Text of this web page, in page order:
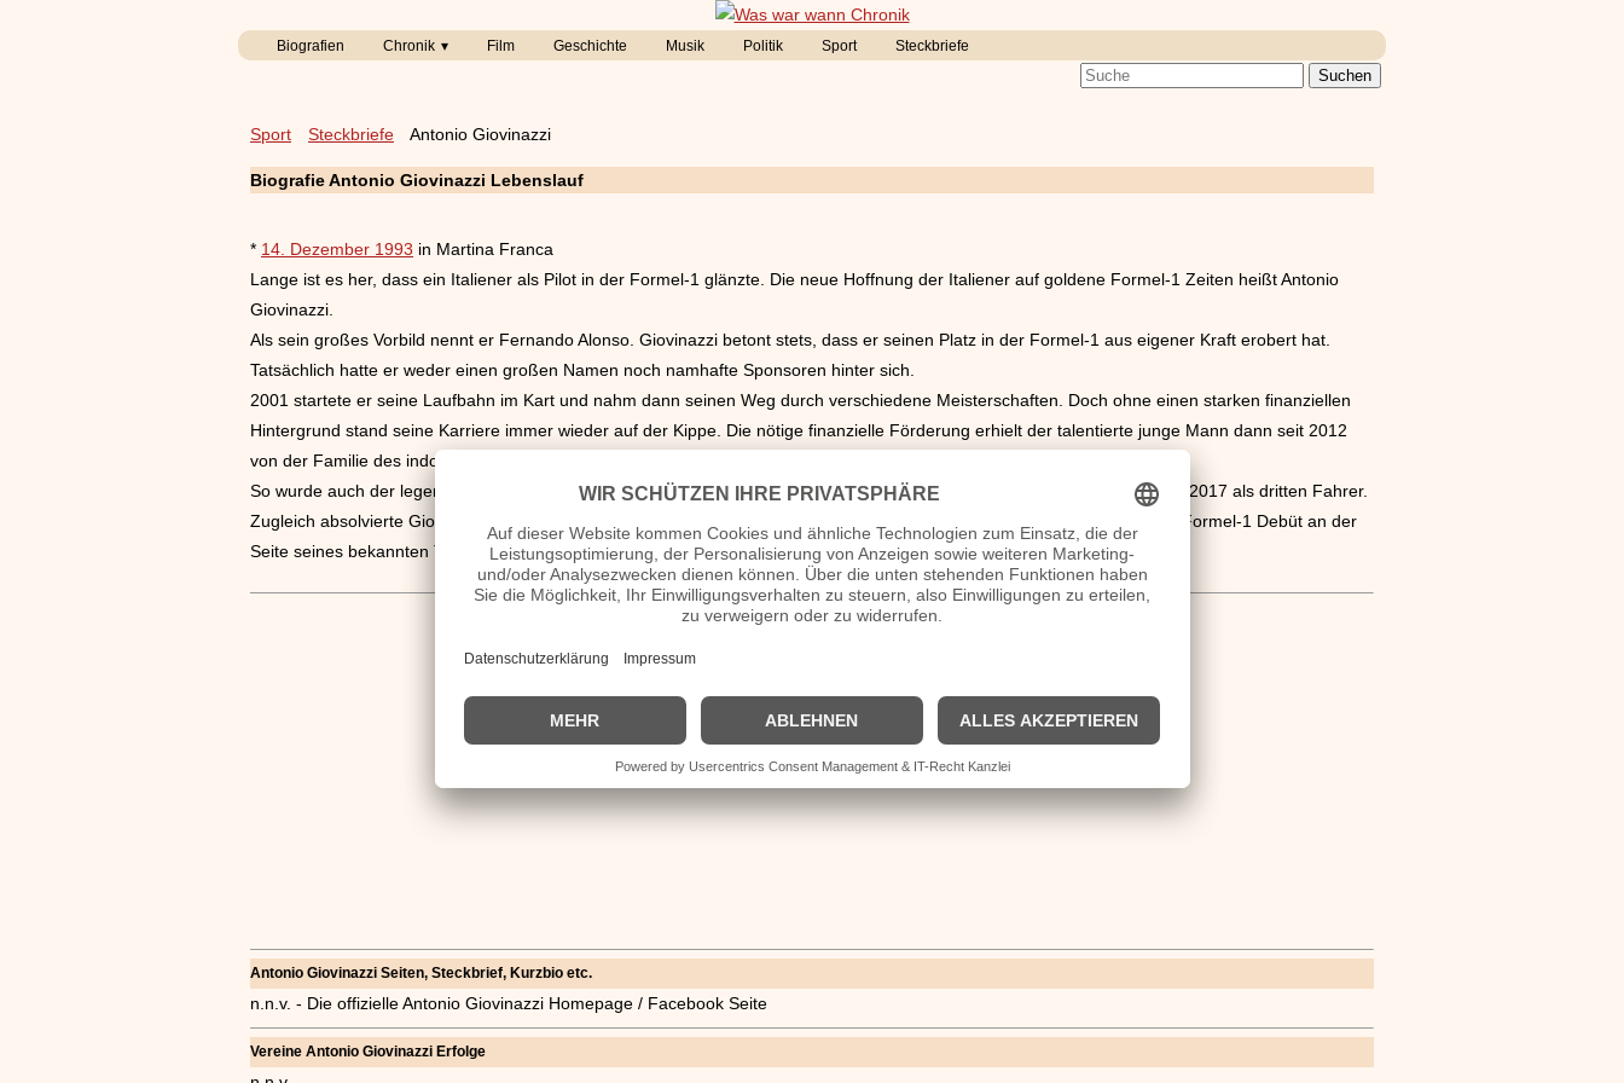
Biografien Chronik Film Geschichte Musik Politik Sport Steckbriefe
Sport Steckbriefe Antonio Giovinazzi
Biografie Antonio Giovinazzi Lebenslauf
* 14. Dezember 1993 in Martina Franca
Lange ist es her, dass ein Italiener als Pilot in der Formel-1 glänzte. Die neue Hoffnung der Italiener auf goldene Formel-1 Zeiten heißt Antonio
Giovinazzi.
Als sein großes Vorbild nennt er Fernando Alonso. Giovinazzi betont stets, dass er seinen Platz in der Formel-1 aus eigener Kraft erobert hat.
Tatsächlich hatte er weder einen großen Namen noch namhafte Sponsoren hinter sich.
2001 startete er seine Laufbahn im Kart und nahm dann seinen Weg durch verschiedene Meisterschaften. Doch ohne einen starken finanziellen
Hintergrund stand seine Karriere immer wieder auf der Kippe. Die nötige finanzielle Förderung erhielt der talentierte junge Mann dann seit 2012
von der Familie des indonesischen Rennfahrers Sean Gelael.
So wurde auch der legendäre italienische Rennstall Ferrari auf den schnellen Landsmann aufmerksam und engagierte ihn 2017 als dritten Fahrer.
Zugleich absolvierte Giovinazzi Testfahrten für Alfa Romeao Sauber. Dort bekam er 2018 unvermutet die Chance auf sein Formel-1 Debüt an der
Seite seines bekannten TeamkollegenKimi Räikkönen .
Antonio Giovinazzi Seiten, Steckbrief, Kurzbio etc.
n.n.v. - Die offizielle Antonio Giovinazzi Homepage / Facebook Seite
Vereine Antonio Giovinazzi Erfolge